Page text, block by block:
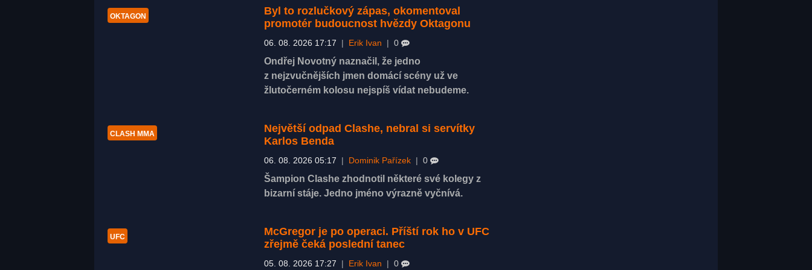
OKTAGON
Byl to rozlučkový zápas, okomentoval
promotér budoucnost hvězdy Oktagonu
06. 08. 2026 17:17 | Erik Ivan | 0
Ondřej Novotný naznačil, že jedno
z nejzvučnějších jmen domácí scény už ve
žlutočerném kolosu nejspíš vídat nebudeme.
CLASH MMA
Největší odpad Clashe, nebral si servítky
Karlos Benda
06. 08. 2026 05:17 | Dominik Pařízek | 0
Šampion Clashe zhodnotil některé své kolegy z
bizarní stáje. Jedno jméno výrazně vyčnívá.
UFC
McGregor je po operaci. Příští rok ho v UFC
zřejmě čeká poslední tanec
05. 08. 2026 17:27 | Erik Ivan | 0